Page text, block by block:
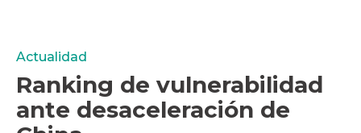
Actualidad
Ranking de vulnerabilidad
ante desaceleración de